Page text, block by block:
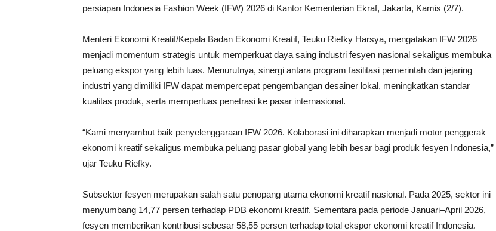
persiapan Indonesia Fashion Week (IFW) 2026 di Kantor Kementerian Ekraf, Jakarta, Kamis (2/7).
Menteri Ekonomi Kreatif/Kepala Badan Ekonomi Kreatif, Teuku Riefky Harsya, mengatakan IFW 2026
menjadi momentum strategis untuk memperkuat daya saing industri fesyen nasional sekaligus membuka
peluang ekspor yang lebih luas. Menurutnya, sinergi antara program fasilitasi pemerintah dan jejaring
industri yang dimiliki IFW dapat mempercepat pengembangan desainer lokal, meningkatkan standar
kualitas produk, serta memperluas penetrasi ke pasar internasional.
“Kami menyambut baik penyelenggaraan IFW 2026. Kolaborasi ini diharapkan menjadi motor penggerak
ekonomi kreatif sekaligus membuka peluang pasar global yang lebih besar bagi produk fesyen Indonesia,”
ujar Teuku Riefky.
Subsektor fesyen merupakan salah satu penopang utama ekonomi kreatif nasional. Pada 2025, sektor ini
menyumbang 14,77 persen terhadap PDB ekonomi kreatif. Sementara pada periode Januari–April 2026,
fesyen memberikan kontribusi sebesar 58,55 persen terhadap total ekspor ekonomi kreatif Indonesia.